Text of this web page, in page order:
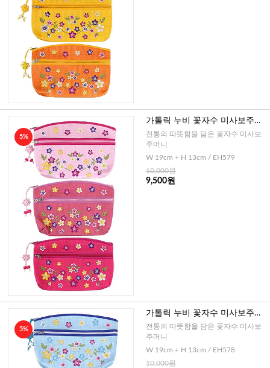
5%
가톨릭 누비 꽃자수 미사보주머
니(핑크)
전통의 따뜻함을 담은 꽃자수 미사보
주머니
W 19cm + H 13cm / EH579
10,000원
9,500원
5%
가톨릭 누비 꽃자수 미사보주머
니(블루)
전통의 따뜻함을 담은 꽃자수 미사보
주머니
W 19cm + H 13cm / EH578
10,000원